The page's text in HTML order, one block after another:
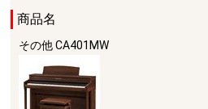
商品名
その他 CA401MW